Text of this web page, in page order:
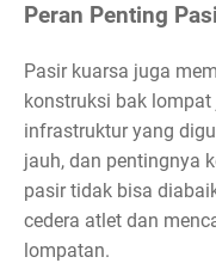
Peran Penting
Pasir kuarsa juga
konstruksi bak
infrastruktur yang
jauh, dan pentingnya
pasir tidak bisa
cedera atlet dan
lompatan.